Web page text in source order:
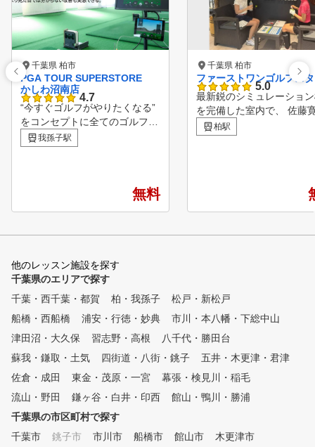
千葉県 柏市
PGA TOUR SUPERSTORE
かしわ沼南店
4.7
“今すぐゴルフがやりたくなる”
をコンセプトに全てのゴルファ
ーのための、ショップという概
念を超えたビッグスケールのゴ
ッスンの回数制限はないので何
です。 ■POINT2レッスンカル
ので、いつもと違うコーチでも
ご自分にあったレッスンが受け
ィーチングプロが監修(プロゴ
ルフ協会) 優しいプロが楽しい
レッスンを実施！ 普段聞きに
くいことも気軽に質問できる！
我孫子駅
無料
千葉県 柏市
ファーストワンゴルフス
5.0
最新鋭のシミュレーショ
を完備した室内で、 佐藤
プロによる本格的なゴル
スンを体験しませんか？
の空間をご用意。 あなた
柏駅
他のレッスン施設を探す
千葉県のエリアで探す
千葉・西千葉・都賀
柏・我孫子
松戸・新松戸
船橋・西船橋
浦安・行徳・妙典
市川・本八幡・下総中山
津田沼・大久保
習志野・高根
八千代・勝田台
蘇我・鎌取・土気
四街道・八街・銚子
五井・木更津・君津
佐倉・成田
東金・茂原・一宮
幕張・検見川・稲毛
流山・野田
鎌ヶ谷・白井・印西
館山・鴨川・勝浦
千葉県の市区町村で探す
千葉市
銚子市 市川市 船橋市 館山市
木更津市